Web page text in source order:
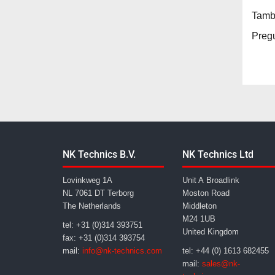
NK Technics B.V.
Lovinkweg 1A
NL 7061 DT Terborg
The Netherlands
tel: +31 (0)314 393751
fax: +31 (0)314 393754
mail: info@nk-technics.com
NK Technics Ltd
Unit A Broadlink
Moston Road
Middleton
M24 1UB
United Kingdom
tel: +44 (0) 1613 682455
mail: sales@nk-